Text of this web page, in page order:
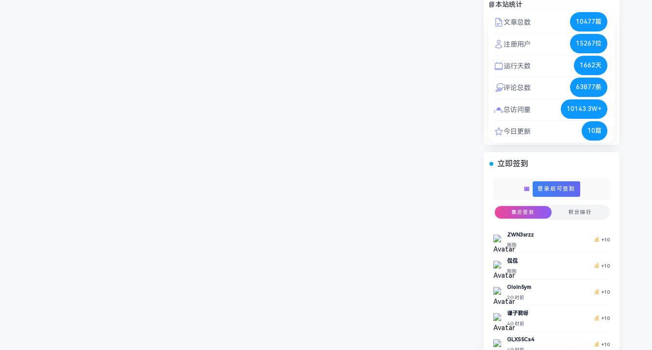
📘本站统计
文章总数 10477篇
注册用户 15267位
运行天数 1662天
评论总数 63877条
总访问量 10143.3W+
今日更新 10篇
立即签到
📅 登录后可签到
最近签到 积分排行
ZWN3srzz
刚刚
💰 +10
侃侃
刚刚
💰 +10
OIoIn5ym
2小时前
💰 +10
谦子君呀
4小时前
💰 +10
GLXS5Cs4
💰 +10